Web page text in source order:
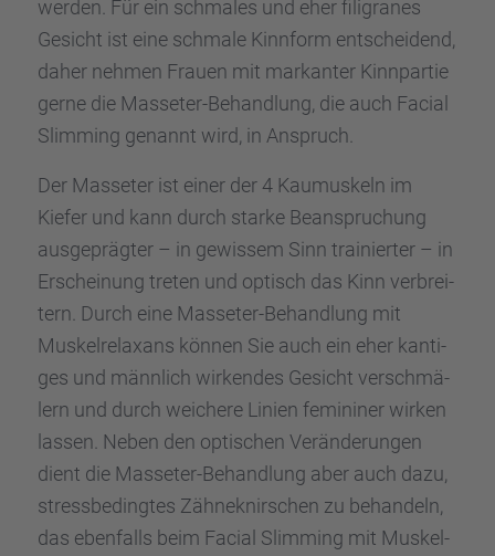
werden. Für ein schma­les und eher filigra­nes
Gesicht ist eine schmale Kinnform entschei­dend,
daher nehmen Frauen mit markan­ter Kinnpar­tie
gerne die Masse­ter-Behand­lung, die auch Facial
Slimming genannt wird, in Anspruch.
Der Masse­ter ist einer der 4 Kaumus­keln im
Kiefer und kann durch starke Beanspru­chung
ausge­präg­ter – in gewis­sem Sinn trainier­ter – in
Erschei­nung treten und optisch das Kinn verbrei­
tern. Durch eine Masse­ter-Behand­lung mit
Muskel­re­lax­ans können Sie auch ein eher kanti­
ges und männlich wirken­des Gesicht verschmä­
lern und durch weichere Linien femini­ner wirken
lassen. Neben den optischen Verän­de­run­gen
dient die Masse­ter-Behand­lung aber auch dazu,
stress­be­ding­tes Zähne­knir­schen zu behan­deln,
das ebenfalls beim Facial Slimming mit Muskel­